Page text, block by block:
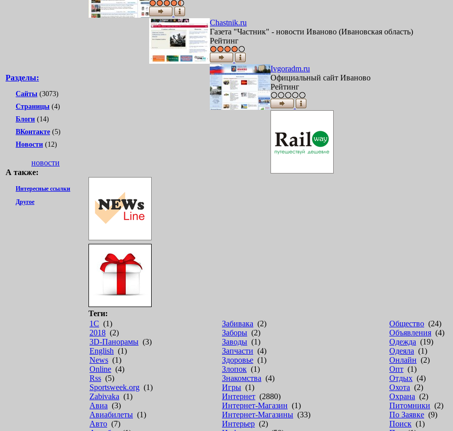
Разделы:
Сайты (3073)
Страницы (4)
Блоги (14)
ВКонтакте (5)
Новости (12)
новости
А также:
Интересные ссылки
Другое
Chastnik.ru
Газета "Частник" - новости Иваново (Ивановская область)
Рейтинг
Ivgoradm.ru
Официальный сайт Иваново
Рейтинг
Теги:
1С (1)
2018 (2)
3D-Панорамы (3)
English (1)
News (1)
Online (4)
Rss (5)
Sportsweek.org (1)
Zabivaka (1)
Авиа (3)
Авиабилеты (1)
Авто (7)
Забивака (2)
Заборы (2)
Заводы (1)
Запчасти (4)
Здоровье (1)
Злопок (1)
Знакомства (4)
Игры (1)
Интернет (2880)
Интернет-Магазин (1)
Интернет-Магазины (33)
Интерьер (2)
Общество (24)
Объявления (4)
Одежда (19)
Одеяла (1)
Онлайн (2)
Опт (1)
Отдых (4)
Охота (2)
Охрана (2)
Питомники (2)
По Заявке (9)
Поиск (1)